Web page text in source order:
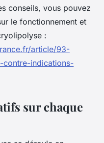
conseils, vous pouvez
le fonctionnement et
:
article/93-
contre-indications-
sur chaque